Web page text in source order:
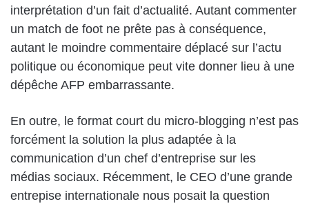
interprétation d’un fait d’actualité. Autant commenter
un match de foot ne prête pas à conséquence,
autant le moindre commentaire déplacé sur l’actu
politique ou économique peut vite donner lieu à une
dépêche AFP embarrassante.
En outre, le format court du micro-blogging n’est pas
forcément la solution la plus adaptée à la
communication d’un chef d’entreprise sur les
médias sociaux. Récemment, le CEO d’une grande
entrepise internationale nous posait la question